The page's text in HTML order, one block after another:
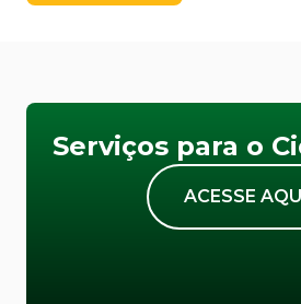
Serviços para o
ACESSE